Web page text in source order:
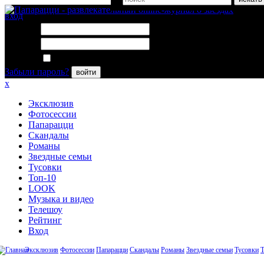
вход
Забыли пароль?
войти
x
Эксклюзив
Фотосессии
Папарацци
Скандалы
Романы
Звездные семьи
Тусовки
Топ-10
LOOK
Музыка и видео
Телешоу
Рейтинг
Вход
Эксклюзив Фотосессии Папарацци Скандалы Романы Звездные семьи Тусовки